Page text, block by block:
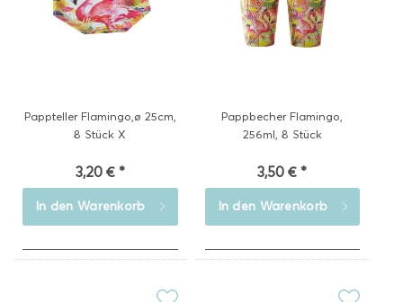
Pappteller Flamingo,ø 25cm,
8 Stück X
3,20 € *
In den Warenkorb
Pappbecher Flamingo,
256ml, 8 Stück
3,50 € *
In den Warenkorb